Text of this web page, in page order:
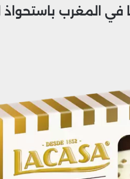
في المغرب باستحواذ